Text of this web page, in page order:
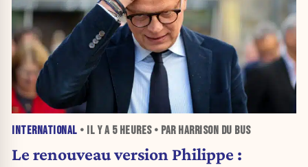
INTERNATIONAL • IL Y A 5 HEURES• PAR HARRISON DU BUS
Le renouveau version Philippe :